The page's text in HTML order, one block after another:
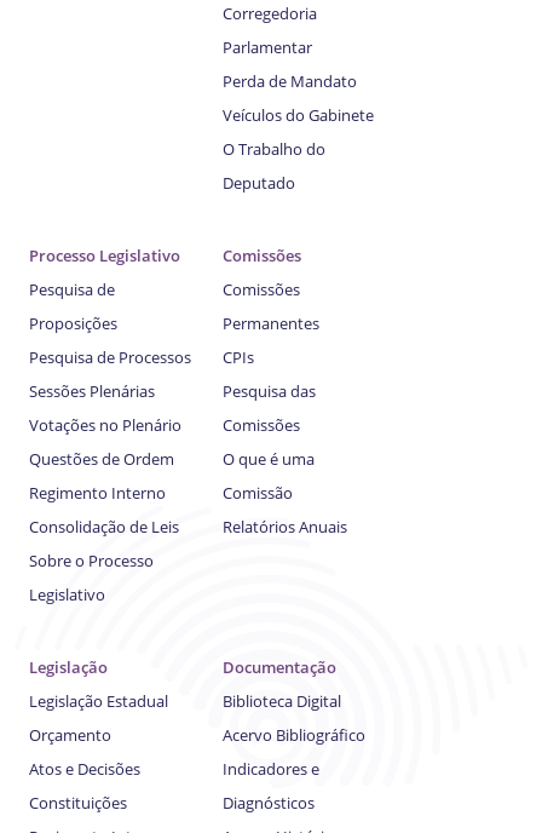
Corregedoria
Parlamentar
Perda de Mandato
Veículos do Gabinete
O Trabalho do
Deputado
Processo Legislativo
Pesquisa de
Proposições
Pesquisa de Processos
Sessões Plenárias
Votações no Plenário
Questões de Ordem
Regimento Interno
Consolidação de Leis
Sobre o Processo
Legislativo
Comissões
Comissões
Permanentes
CPIs
Pesquisa das
Comissões
O que é uma
Comissão
Relatórios Anuais
Legislação
Legislação Estadual
Orçamento
Atos e Decisões
Constituições
Documentação
Biblioteca Digital
Acervo Bibliográfico
Indicadores e
Diagnósticos